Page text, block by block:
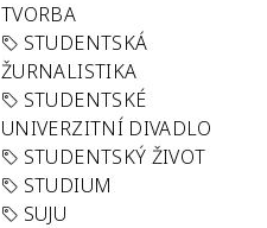
TVORBA
STUDENTSKÁ
ŽURNALISTIKA
STUDENTSKÉ
UNIVERZITNÍ DIVADLO
STUDENTSKÝ ŽIVOT
STUDIUM
SUJU